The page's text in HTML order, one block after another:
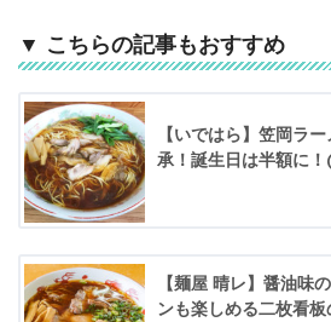
▼ こちらの記事もおすすめ
【いではら】笠岡ラ
承！誕生日は半額に
【麺屋 晴レ】醤油味
ンも楽しめる二枚看